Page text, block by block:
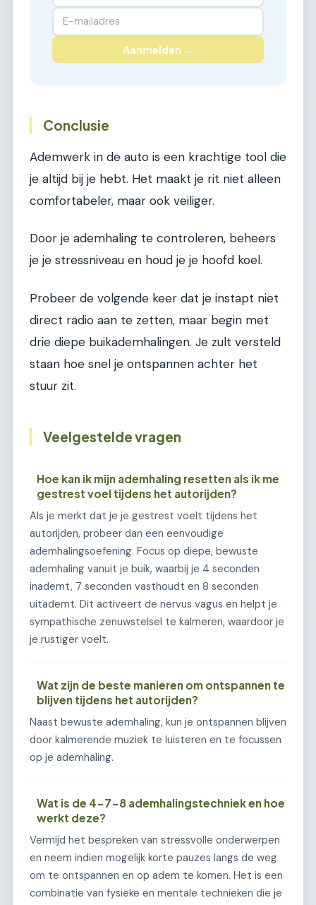
Aanmelden →
Conclusie
Ademwerk in de auto is een krachtige tool die
je altijd bij je hebt. Het maakt je rit niet alleen
comfortabeler, maar ook veiliger.
Door je ademhaling te controleren, beheers
je je stressniveau en houd je je hoofd koel.
Probeer de volgende keer dat je instapt niet
direct radio aan te zetten, maar begin met
drie diepe buikademhalingen. Je zult versteld
staan hoe snel je ontspannen achter het
stuur zit.
Veelgestelde vragen
Hoe kan ik mijn ademhaling resetten als ik me
gestrest voel tijdens het autorijden?
Als je merkt dat je je gestrest voelt tijdens het
autorijden, probeer dan een eenvoudige
ademhalingsoefening. Focus op diepe, bewuste
ademhaling vanuit je buik, waarbij je 4 seconden
inademt, 7 seconden vasthoudt en 8 seconden
uitademt. Dit activeert de nervus vagus en helpt je
sympathische zenuwstelsel te kalmeren, waardoor je
je rustiger voelt.
Wat zijn de beste manieren om ontspannen te
blijven tijdens het autorijden?
Naast bewuste ademhaling, kun je ontspannen blijven
door kalmerende muziek te luisteren en te focussen
op je ademhaling.
Wat is de 4-7-8 ademhalingstechniek en hoe
werkt deze?
Vermijd het bespreken van stressvolle onderwerpen
en neem indien mogelijk korte pauzes langs de weg
om te ontspannen en op adem te komen. Het is een
combinatie van fysieke en mentale technieken die je